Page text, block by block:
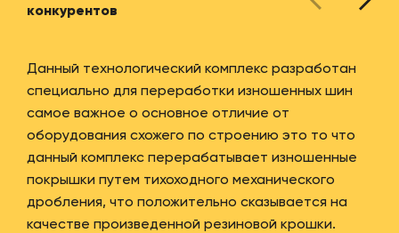
конкурентов
Данный технологический комплекс разработан
специально для переработки изношенных шин
самое важное о основное отличие от
оборудования схожего по строению это то что
данный комплекс перерабатывает изношенные
покрышки путем тихоходного механического
дробления, что положительно сказывается на
качестве произведенной резиновой крошки.